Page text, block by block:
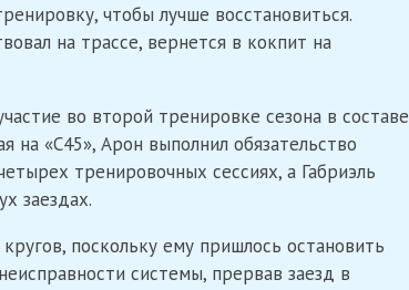
чтобы лучше восстановиться.
на трассе, вернется в кокпит на
во второй тренировке сезона в составе
на «C45», Арон выполнил обязательство
тренировочных сессиях, а Габриэль
заездах.
поскольку ему пришлось остановить
системы, прервав заезд в